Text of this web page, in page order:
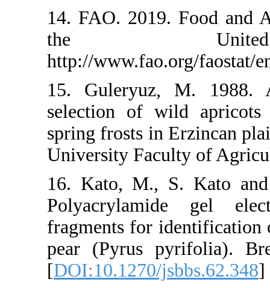
14. FAO.
the
http://
15.
selection of
spring frosts in
University
16. Kato, M.,
fragments for
pear (Pyrus
[DOI:10.1270/